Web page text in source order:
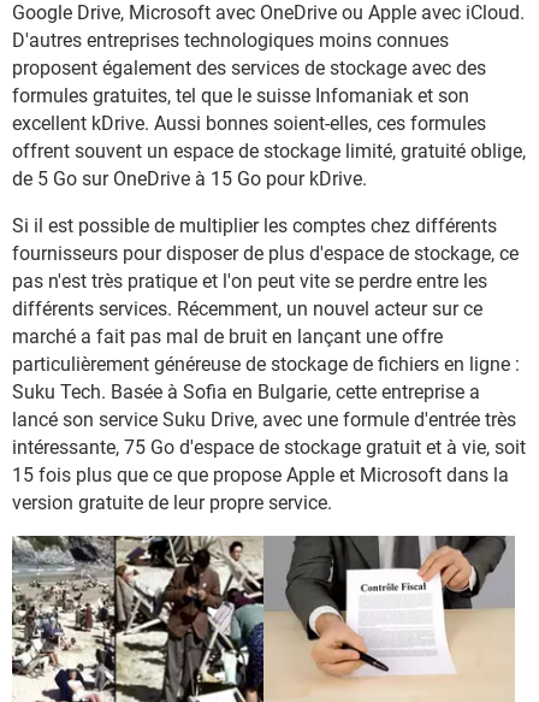
Google Drive, Microsoft avec OneDrive ou Apple avec iCloud.
D'autres entreprises technologiques moins connues
proposent également des services de stockage avec des
formules gratuites, tel que le suisse Infomaniak et son
excellent kDrive. Aussi bonnes soient-elles, ces formules
offrent souvent un espace de stockage limité, gratuité oblige,
de 5 Go sur OneDrive à 15 Go pour kDrive.
Si il est possible de multiplier les comptes chez différents
fournisseurs pour disposer de plus d'espace de stockage, ce
pas n'est très pratique et l'on peut vite se perdre entre les
différents services. Récemment, un nouvel acteur sur ce
marché a fait pas mal de bruit en lançant une offre
particulièrement généreuse de stockage de fichiers en ligne :
Suku Tech. Basée à Sofia en Bulgarie, cette entreprise a
lancé son service Suku Drive, avec une formule d'entrée très
intéressante, 75 Go d'espace de stockage gratuit et à vie, soit
15 fois plus que ce que propose Apple et Microsoft dans la
version gratuite de leur propre service.